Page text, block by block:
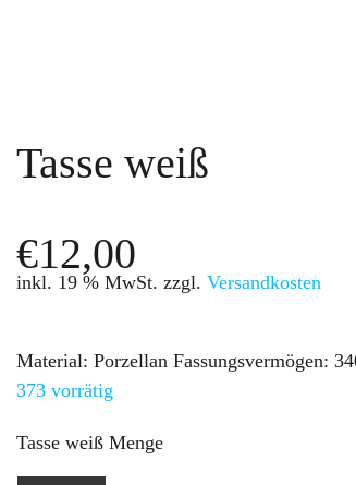
Tasse weiß
€12,00
inkl. 19 % MwSt. zzgl. Versandkosten
Material: Porzellan Fassungsvermögen:
373 vorrätig
Tasse weiß Menge